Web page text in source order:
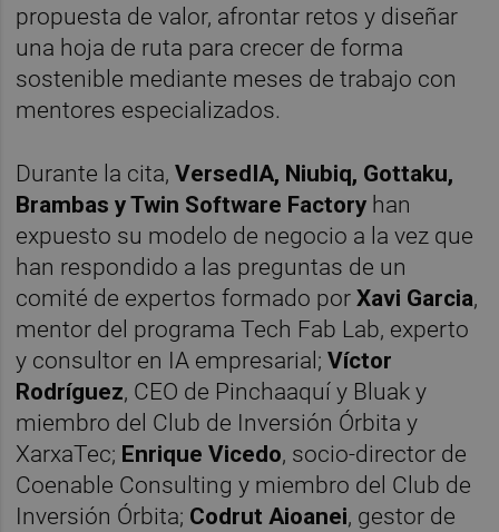
propuesta de valor, afrontar retos y diseñar
una hoja de ruta para crecer de forma
sostenible mediante meses de trabajo con
mentores especializados.
Durante la cita,VersedIA, Niubiq, Gottaku,
Brambas y Twin Software Factory han
expuesto su modelo de negocio a la vez que
han respondido a las preguntas de un
comité de expertos formado porXavi Garcia,
mentor del programa Tech Fab Lab, experto
y consultor en IA empresarial;Víctor
Rodríguez, CEO de Pinchaaquí y Bluak y
miembro del Club de Inversión Órbita y
XarxaTec; Enrique Vicedo, socio-director de
Coenable Consulting y miembro del Club de
Inversión Órbita; Codrut Aioanei, gestor de